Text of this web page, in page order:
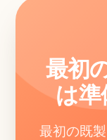
最初
は
最初の既